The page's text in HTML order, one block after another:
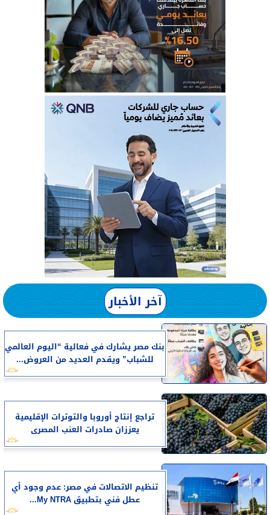
آخر الأخبار
بنك مصر يشارك في فعالية “اليوم العالمي
للشباب” ويقدم العديد من العروض...
تراجع إنتاج أوروبا والتوترات الإقليمية
يعززان صادرات العنب المصرى
تنظيم الاتصالات في مصر: عدم وجود أي
عطل فني بتطبيق My NTRA...